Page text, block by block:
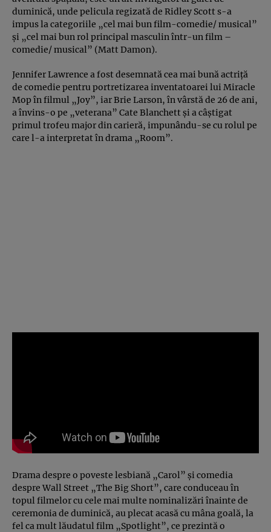
duminică, unde pelicula regizată de Ridley Scott s-a
impus la categoriile „cel mai bun film-comedie/ musical”
şi „cel mai bun rol principal masculin într-un film –
comedie/ musical” (Matt Damon).
Jennifer Lawrence a fost desemnată cea mai bună actriţă
de comedie pentru portretizarea inventatoarei lui Miracle
Mop în filmul „Joy”, iar Brie Larson, în vârstă de 26 de ani,
a învins-o pe „veterana” Cate Blanchett şi a câştigat
primul trofeu major din carieră, impunându-se cu rolul pe
care l-a interpretat în drama „Room”.
Drama despre o poveste lesbiană „Carol” şi comedia
despre Wall Street „The Big Short”, care conduceau în
topul filmelor cu cele mai multe nominalizări înainte de
ceremonia de duminică, au plecat acasă cu mâna goală, la
fel ca mult lăudatul film „Spotlight”, ce prezintă o